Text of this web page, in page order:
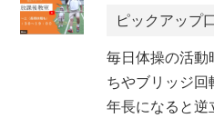
ピックアップ
毎日体操の活動
ちやブリッジ回
年長になると